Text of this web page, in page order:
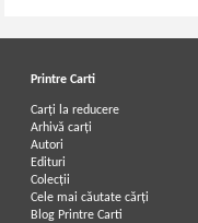
Printre Carti
Carți la reducere
Arhivă carți
Autori
Edituri
Colecții
Cele mai căutate cărți
Blog Printre Carti